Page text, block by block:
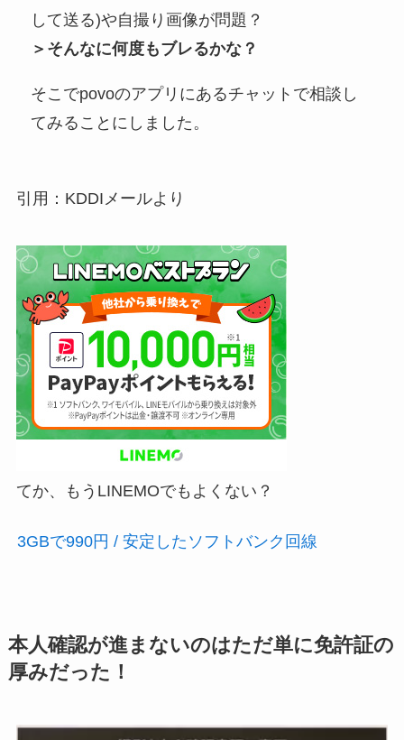
して送る)や自撮り画像が問題？
＞そんなに何度もブレるかな？
そこでpovoのアプリにあるチャットで相談し
てみることにしました。
引用：KDDIメールより
てか、もうLINEMOでもよくない？
3GBで990円 / 安定したソフトバンク回線
本人確認が進まないのはただ単に免許証の
厚みだった！